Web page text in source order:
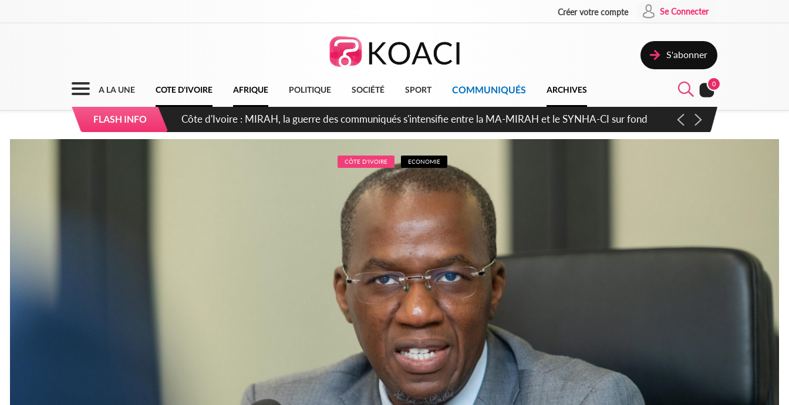
Créer votre compte Se Connecter
S'abonner
A LA UNE COTE D'IVOIRE AFRIQUE POLITIQUE SOCIÉTÉ SPORT COMMUNIQUÉS ARCHIVES
0
FLASH INFO Côte d'Ivoire : Indépendance 2026, Thiam plaide pour un environnement démocratique plus apaisé
CÔTE D'IVOIRE ECONOMIE